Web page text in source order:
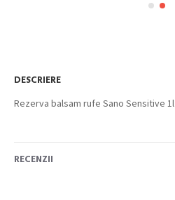
DESCRIERE
Rezerva balsam rufe Sano Sensitive 1l
RECENZII